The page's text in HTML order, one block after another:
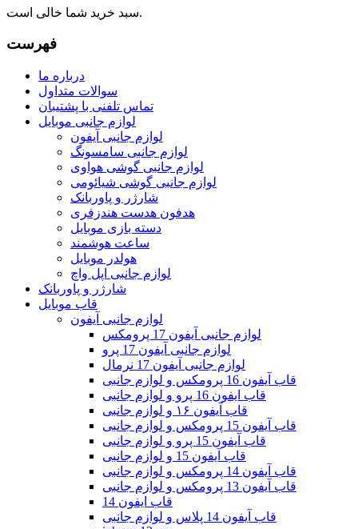
سبد خرید شما خالی است.
فهرست
درباره ما
سوالات متداول
تماس تلفنی با پشتیبان
لوازم جانبی موبایل
لوازم جانبی آیفون
لوازم جانبی سامسونگ
لوازم جانبی گوشی هواوی
لوازم جانبی گوشی شیائومی
شارژر و پاوربانک
هدفون هدست هندزفری
دسته بازی موبایل
ساعت هوشمند
هولدر موبایل
لوازم جانبی اپل واچ
شارژر و پاوربانک
قاب موبایل
لوازم جانبی آیفون
لوازم جانبی آیفون 17 پرومکس
لوازم جانبی آیفون 17 پرو
لوازم جانبی آیفون 17 نرمال
قاب آیفون 16 پرومکس و لوازم جانبی
قاب ایفون 16 پرو و لوازم جانبی
قاب آیفون ۱۶ و لوازم جانبی
قاب آیفون 15 پرومکس و لوازم جانبی
قاب آیفون 15 پرو و لوازم جانبی
قاب آیفون 15 و لوازم جانبی
قاب آیفون 14 پرومکس و لوازم جانبی
قاب آیفون 13 پرومکس و لوازم جانبی
قاب ایفون 14
قاب آیفون 14 پلاس و لوازم جانبی